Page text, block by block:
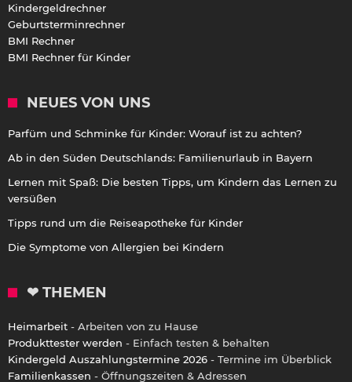
Kindergeldrechner
Geburtsterminrechner
BMI Rechner
BMI Rechner für Kinder
NEUES VON UNS
Parfüm und Schminke für Kinder: Worauf ist zu achten?
Ab in den Süden Deutschlands: Familienurlaub in Bayern
Lernen mit Spaß: Die besten Tipps, um Kindern das Lernen zu
versüßen
Tipps rund um die Reiseapotheke für Kinder
Die Symptome von Allergien bei Kindern
❤ THEMEN
Heimarbeit - Arbeiten von zu Hause
Produkttester werden - Einfach testen & behalten
Kindergeld Auszahlungstermine 2026 - Termine im Überblick
Familienkassen - Öffnungszeiten & Adressen